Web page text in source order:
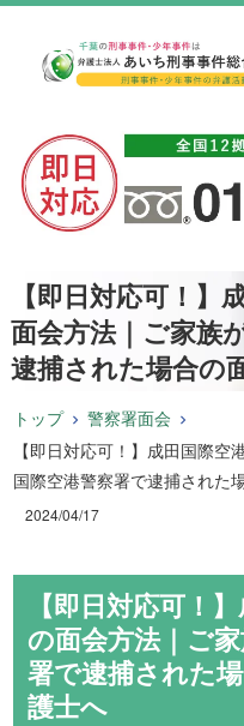
【即日対応可！】
面会方法｜ご家族
逮捕された場合の
トップ
警察署面会
【即日対応可！】成田国際
国際空港警察署で逮捕された
2024/04/17
【即日対応可！
の面会方法｜ご
署で逮捕された
護士へ